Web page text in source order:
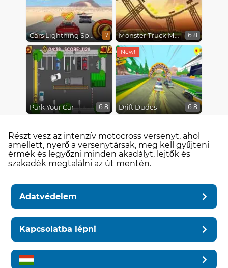
Cars Lightning Speed 7 Monster Truck Madness 6.8
Park Your Car 6.8 Drift Dudes 6.8
Részt vesz az intenzív motocross versenyt, ahol
amellett, nyerő a versenytársak, meg kell gyűjteni
érmék és legyőzni minden akadályt, lejtők és
szakadék megtalálni az út mentén.
Adatvédelem
Kapcsolatba lépni